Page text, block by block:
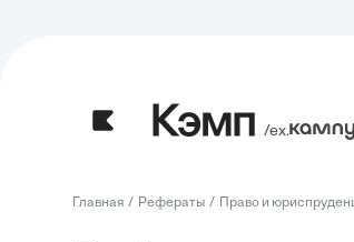
/ех.
Главная Рефераты Право и